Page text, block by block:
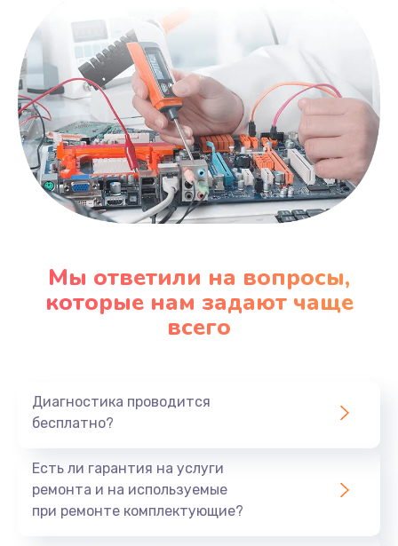
Замена SSD
1490 руб.
Заказать
Замена аккумулятора
690 руб.
Заказать
660 руб.
Заказать
Ремонт видеокарты
1800 руб.
Заказать
Мы ответили на вопросы,
которые нам задают чаще
всего
Диагностика проводится
бесплатно?
Есть ли гарантия на услуги
ремонта и на используемые
при ремонте комплектующие?